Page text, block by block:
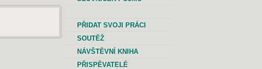
PŘIDAT SVOJI PRÁCI
SOUTĚŽ
NÁVŠTĚVNÍ KNIHA
PŘISPĚVATELÉ